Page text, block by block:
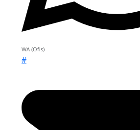
WA (Ofis)
#